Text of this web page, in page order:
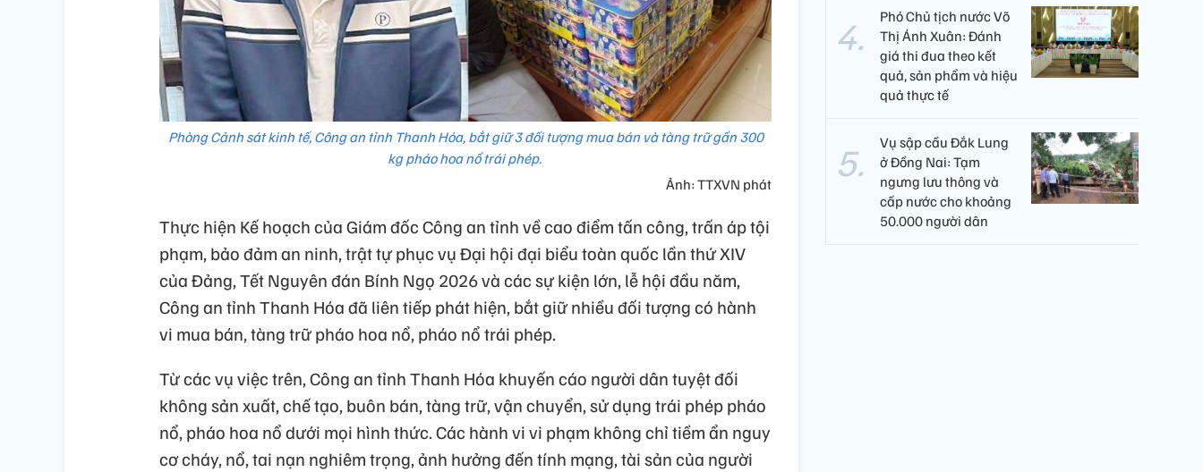
Phòng Cảnh sát kinh tế, Công an tỉnh Thanh Hóa, bắt giữ 3 đối tượng mua bán và tàng trữ gần 300
kg pháo hoa nổ trái phép.
Ảnh: TTXVN phát
Thực hiện Kế hoạch của Giám đốc Công an tỉnh về cao điểm tấn công, trấn áp tội
phạm, bảo đảm an ninh, trật tự phục vụ Đại hội đại biểu toàn quốc lần thứ XIV
của Đảng, Tết Nguyên đán Bính Ngọ 2026 và các sự kiện lớn, lễ hội đầu năm,
Công an tỉnh Thanh Hóa đã liên tiếp phát hiện, bắt giữ nhiều đối tượng có hành
vi mua bán, tàng trữ pháo hoa nổ, pháo nổ trái phép.
Từ các vụ việc trên, Công an tỉnh Thanh Hóa khuyến cáo người dân tuyệt đối
không sản xuất, chế tạo, buôn bán, tàng trữ, vận chuyển, sử dụng trái phép pháo
nổ, pháo hoa nổ dưới mọi hình thức. Các hành vi vi phạm không chỉ tiềm ẩn nguy
cơ cháy, nổ, tai nạn nghiêm trọng, ảnh hưởng đến tính mạng, tài sản của người
Phó Chủ tịch nước Võ
Thị Ánh Xuân: Đánh
giá thi đua theo kết
quả, sản phẩm và hiệu
quả thực tế
Vụ sập cầu Đắk Lung
ở Đồng Nai: Tạm
ngưng lưu thông và
cấp nước cho khoảng
50.000 người dân